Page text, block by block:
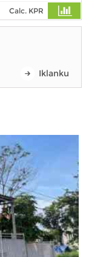
Calc. KPR
Iklanku